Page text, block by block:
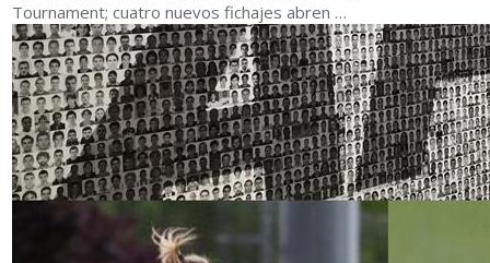
Tournament; cuatro nuevos fichajes abren …